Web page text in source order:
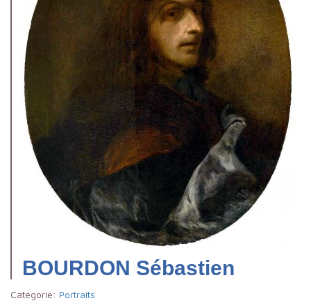
BOURDON Sébastien
Catégorie: Portraits